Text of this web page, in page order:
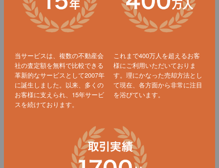
当サービスは、複数の不動産会
社の査定額を無料で比較できる
革新的なサービスとして2007年
に誕生しました。以来、多くの
お客様に支えられ、15年サービ
スを続けております。
これまで400万人を超えるお客
様にご利用いただいておりま
す。理にかなった売却方法とし
て現在、各方面から非常に注目
を浴びています。